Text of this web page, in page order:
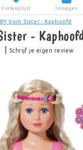
Verlanglijst Inloggen
born Sister - Kaphoofd
-
Schrijf je eigen review